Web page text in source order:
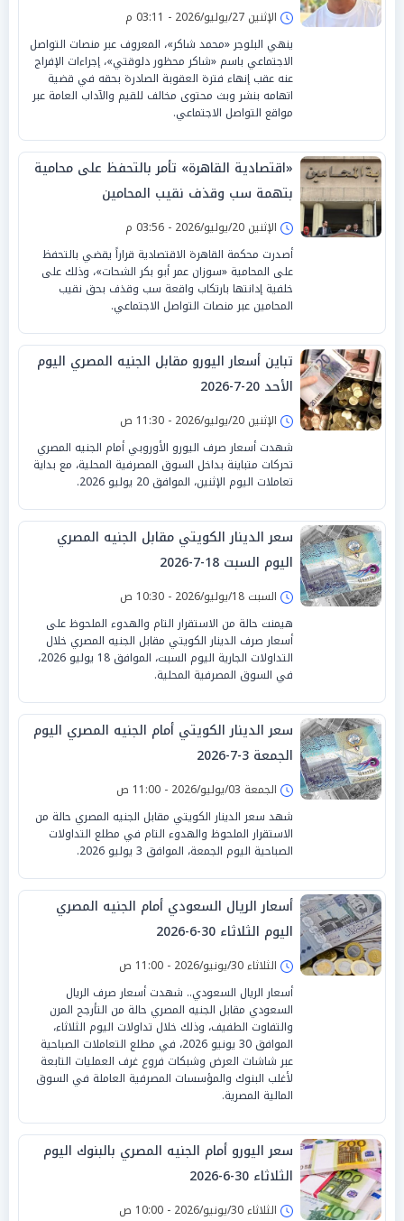
الإثنين 27/يوليو/2026 - 03:11 م
ينهي البلوجر «محمد شاكر»، المعروف عبر منصات التواصل
الاجتماعي باسم «شاكر محظور دلوقتي»، إجراءات الإفراج
عنه عقب إنهاء فترة العقوبة الصادرة بحقه في قضية
اتهامه بنشر وبث محتوى مخالف للقيم والآداب العامة عبر
مواقع التواصل الاجتماعي.
«اقتصادية القاهرة» تأمر بالتحفظ على محامية
بتهمة سب وقذف نقيب المحامين
الإثنين 20/يوليو/2026 - 03:56 م
أصدرت محكمة القاهرة الاقتصادية قراراً يقضي بالتحفظ
على المحامية «سوزان عمر أبو بكر الشحات»، وذلك على
خلفية إدانتها بارتكاب واقعة سب وقذف بحق نقيب
المحامين عبر منصات التواصل الاجتماعي.
تباين أسعار اليورو مقابل الجنيه المصري اليوم
الأحد 20-7-2026
الإثنين 20/يوليو/2026 - 11:30 ص
شهدت أسعار صرف اليورو الأوروبي أمام الجنيه المصري
تحركات متباينة بداخل السوق المصرفية المحلية، مع بداية
تعاملات اليوم الإثنين، الموافق 20 يوليو 2026.
سعر الدينار الكويتي مقابل الجنيه المصري
اليوم السبت 18-7-2026
السبت 18/يوليو/2026 - 10:30 ص
هيمنت حالة من الاستقرار التام والهدوء الملحوظ على
أسعار صرف الدينار الكويتي مقابل الجنيه المصري خلال
التداولات الجارية اليوم السبت، الموافق 18 يوليو 2026،
في السوق المصرفية المحلية.
سعر الدينار الكويتي أمام الجنيه المصري اليوم
الجمعة 3-7-2026
الجمعة 03/يوليو/2026 - 11:00 ص
شهد سعر الدينار الكويتي مقابل الجنيه المصري حالة من
الاستقرار الملحوظ والهدوء التام في مطلع التداولات
الصباحية اليوم الجمعة، الموافق 3 يوليو 2026.
أسعار الريال السعودي أمام الجنيه المصري
اليوم الثلاثاء 30-6-2026
الثلاثاء 30/يونيو/2026 - 11:00 ص
أسعار الريال السعودي.. شهدت أسعار صرف الريال
السعودي مقابل الجنيه المصري حالة من التأرجح المرن
والتفاوت الطفيف، وذلك خلال تداولات اليوم الثلاثاء،
الموافق 30 يونيو 2026، في مطلع التعاملات الصباحية
عبر شاشات العرض وشبكات فروع غرف العمليات التابعة
لأغلب البنوك والمؤسسات المصرفية العاملة في السوق
المالية المصرية.
سعر اليورو أمام الجنيه المصري بالبنوك اليوم
الثلاثاء 30-6-2026
الثلاثاء 30/يونيو/2026 - 10:00 ص